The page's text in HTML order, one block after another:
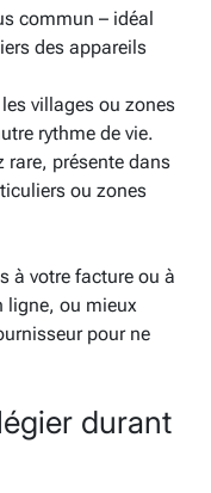
commun – idéal
des appareils
villages ou zones
rythme de vie.
rare, présente dans
ou zones
à votre facture ou à
ligne, ou mieux
pour ne
durant